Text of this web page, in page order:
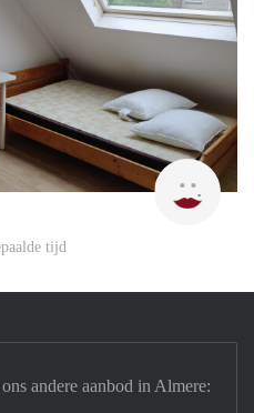
tijd
andere aanbod in Almere: